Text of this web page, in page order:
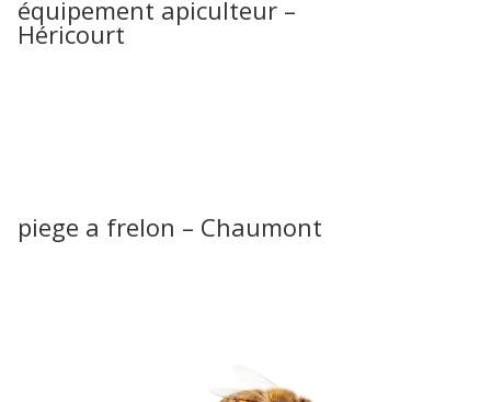
équipement apiculteur –
Héricourt
piege a frelon – Chaumont